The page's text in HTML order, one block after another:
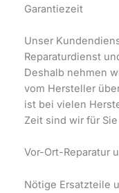
Garantiezeit
Unser
Reparaturdienst
Deshalb nehmen
vom Hersteller
ist bei vielen
Zeit sind wir für
Vor-Ort-Reparatur
Nötige Ersatzteile